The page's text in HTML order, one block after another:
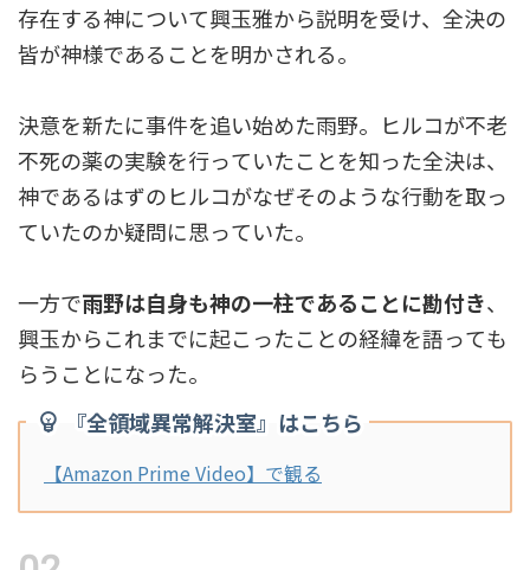
存在する神について興玉雅から説明を受け、全決の
皆が神様であることを明かされる。
決意を新たに事件を追い始めた雨野。ヒルコが不老
不死の薬の実験を行っていたことを知った全決は、
神であるはずのヒルコがなぜそのような行動を取っ
ていたのか疑問に思っていた。
一方で雨野は自身も神の一柱であることに勘付き、
興玉からこれまでに起こったことの経緯を語っても
らうことになった。
『全領域異常解決室』はこちら
【Amazon Prime Video】で観る